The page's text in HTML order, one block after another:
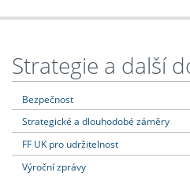
Strategie a další
Bezpečnost
Strategické a dlouhodobé záměry
FF UK pro udržitelnost
Výroční zprávy